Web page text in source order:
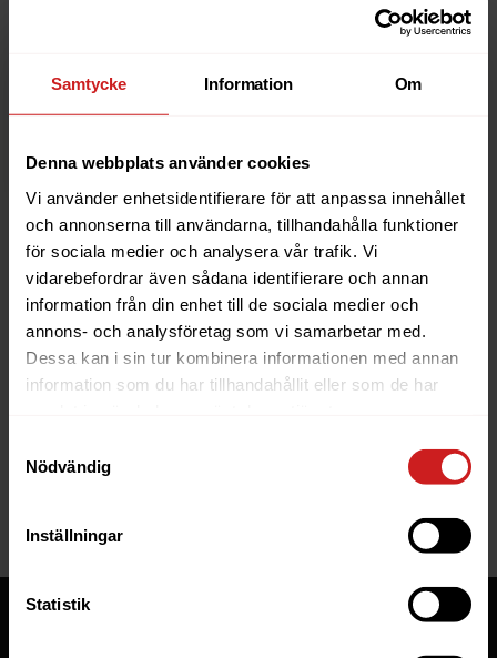
Samtycke Information Om
Denna webbplats använder cookies
Vi använder enhetsidentifierare för att anpassa innehållet
och annonserna till användarna, tillhandahålla funktioner
för sociala medier och analysera vår trafik. Vi
vidarebefordrar även sådana identifierare och annan
information från din enhet till de sociala medier och
annons- och analysföretag som vi samarbetar med.
Dessa kan i sin tur kombinera informationen med annan
information som du har tillhandahållit eller som de har
Nödvändig
Inställningar
Statistik
Är du ägare till hemsidan eller domännamnet så har
anledningarna till varför en hemsida är spärrad.
Läs mer
The website you were trying to
reach has been suspended
If you are the owner of this website or domain please
read
website to be suspended.